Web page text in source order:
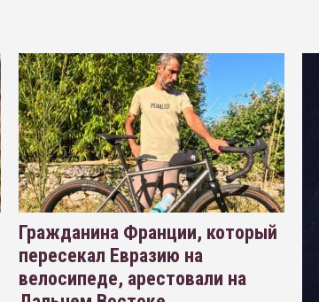
Гражданина Франции, который
пересекал Евразию на
велосипеде, арестовали на